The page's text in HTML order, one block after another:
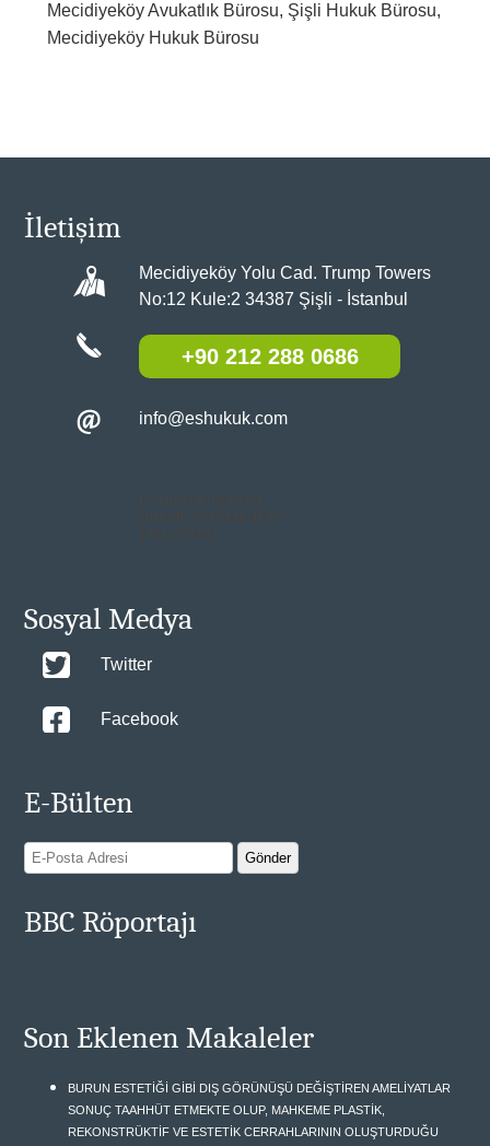
Mecidiyeköy Avukatlık Bürosu, Şişli Hukuk Bürosu,
Mecidiyeköy Hukuk Bürosu
İletişim
Mecidiyeköy Yolu Cad. Trump Towers
No:12 Kule:2 34387 Şişli - İstanbul
+90 212 288 0686
info@eshukuk.com
Sosyal Medya
Twitter
Facebook
E-Bülten
BBC Röportajı
Son Eklenen Makaleler
BURUN ESTETİĞİ GİBİ DIŞ GÖRÜNÜŞÜ DEĞİŞTİREN AMELİYATLAR
SONUÇ TAAHHÜT ETMEKTE OLUP, MAHKEME PLASTİK,
REKONSTRÜKTİF VE ESTETİK CERRAHLARININ OLUŞTURDUĞU